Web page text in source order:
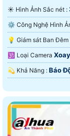
☀️ Hình Ảnh Sắc nét :
🕉️ Loại Camera
️💫 Khả Năng : Báo